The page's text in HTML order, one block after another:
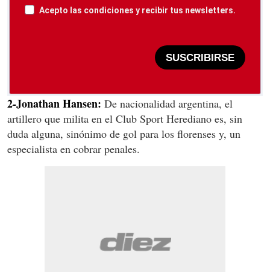
Acepto las condiciones y recibir tus newsletters.
SUSCRIBIRSE
2-Jonathan Hansen: De nacionalidad argentina, el
artillero que milita en el Club Sport Herediano es, sin
duda alguna, sinónimo de gol para los florenses y, un
especialista en cobrar penales.